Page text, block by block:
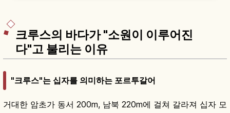
크루스의 바다가 "소원이 이루어진
다"고 불리는 이유
"크루스"는 십자를 의미하는 포르투갈어
거대한 암초가 동서 200m, 남북 220m에 걸쳐 갈라져 십자 모